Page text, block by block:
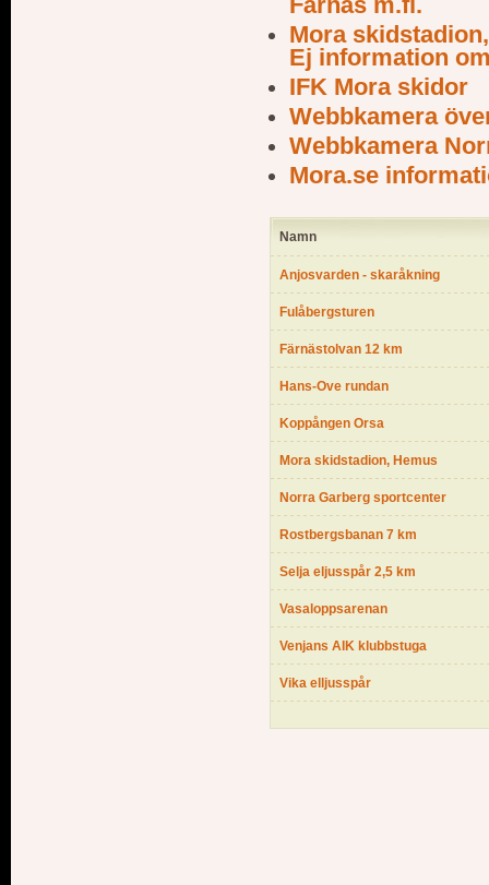
Färnäs m.fl.
Mora
Ej information
IFK Mora skidor
Webbkamera
Webbkamera
Mora.se
Namn
Anjosvarden - skaråkning
Fulåbergsturen
Färnästolvan 12 km
Hans-Ove rundan
Koppången Orsa
Mora skidstadion, Hemus
Norra Garberg sportcenter
Rostbergsbanan 7 km
Selja eljusspår 2,5 km
Vasaloppsarenan
Venjans AIK klubbstuga
Vika elljusspår